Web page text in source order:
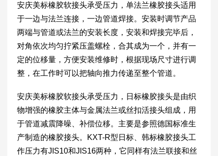
安庆美标橡胶软接头承受压力，单法兰橡胶接头适用
于一边与法兰连接，一边管道焊接。安装时调节产品
两端与管道或法兰的安装长度，安装和焊接完毕后，
对角依次均匀拧紧压盖螺栓，合其成为一个，并有一
定的位移量，方便安装维修时，根据现场尺寸进行调
整，在工作时可以把轴向推力传递至整个管道。
安庆美标橡胶软接头承受压力，日标橡胶接头是由织
物增强的橡胶主体与金属法兰或丝扣活接头组成，用
于管道减震降噪、补偿位移。主要是参照德国标准生
产制造的橡胶接头。KXT-R型日标、韩标橡胶接头工
作压力有JIS10和JIS16两种，它同样有法兰联接和丝